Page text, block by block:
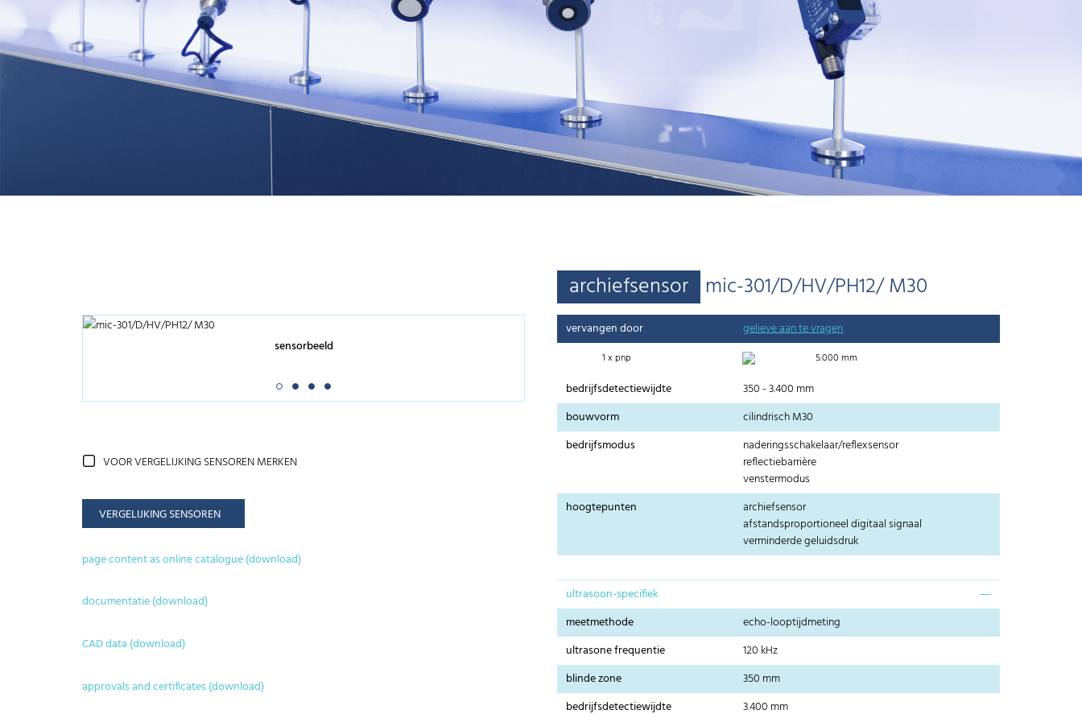
archiefsensor mic-301/D/HV/PH12/ M30
sensorbeeld
VOOR VERGELIJKING SENSOREN MERKEN
VERGELIJKING SENSOREN
page content as online catalogue (download)
documentatie (download)
CAD data (download)
approvals and certificates (download)
vervangen door gelieve aan te vragen
1 x pnp 5.000 mm
bedrijfsdetectiewijdte
350 - 3.400 mm
bouwvorm
cilindrisch M30
bedrijfsmodus
naderingsschakelaar/reflexsensor
reflectiebarrière
venstermodus
hoogtepunten
archiefsensor
afstandsproportioneel digitaal signaal
verminderde geluidsdruk
ultrasoon-specifiek
meetmethode
echo-looptijdmeting
ultrasone frequentie
120 kHz
blinde zone
350 mm
bedrijfsdetectiewijdte
3.400 mm